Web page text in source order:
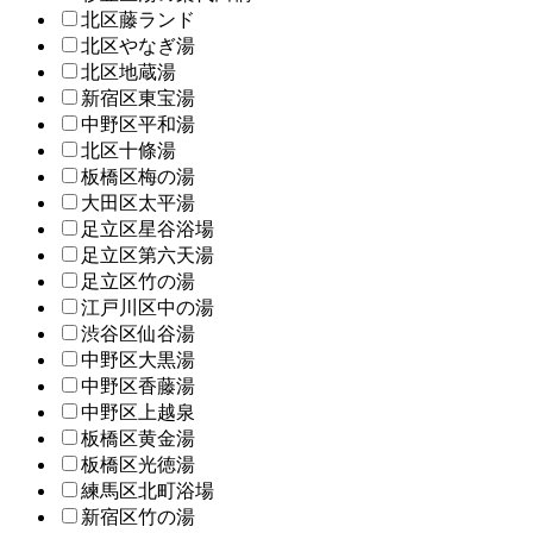
北区藤ランド
北区やなぎ湯
北区地蔵湯
新宿区東宝湯
中野区平和湯
北区十條湯
板橋区梅の湯
大田区太平湯
足立区星谷浴場
足立区第六天湯
足立区竹の湯
江戸川区中の湯
渋谷区仙谷湯
中野区大黒湯
中野区香藤湯
中野区上越泉
板橋区黄金湯
板橋区光徳湯
練馬区北町浴場
新宿区竹の湯